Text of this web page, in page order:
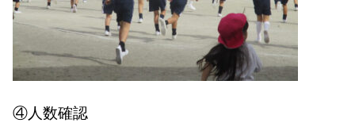
④人数確認